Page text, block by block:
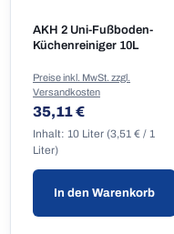
AKH 2 Uni-Fußboden-
Küchenreiniger 10L
Inhalt: 10 Liter (3,51 € / 1
Liter)
Regulärer Preis:
35,11 €
Preise inkl. MwSt. zzgl.
Versandkosten
In den Warenkorb